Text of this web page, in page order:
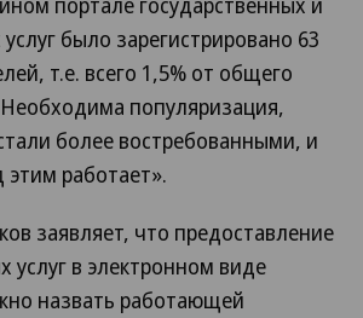
было зарегистрировано 63
т.е. всего 1,5% от общего
популяризация,
более востребованными, и
этим работает».
заявляет, что предоставление
услуг в электронном виде
назвать работающей